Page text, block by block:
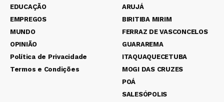
EDUCAÇÃO
EMPREGOS
MUNDO
OPINIÃO
Política de Privacidade
Termos e Condições
ARUJÁ
BIRITIBA MIRIM
FERRAZ DE VASCONCELOS
GUARAREMA
ITAQUAQUECETUBA
MOGI DAS CRUZES
POÁ
SALESÓPOLIS